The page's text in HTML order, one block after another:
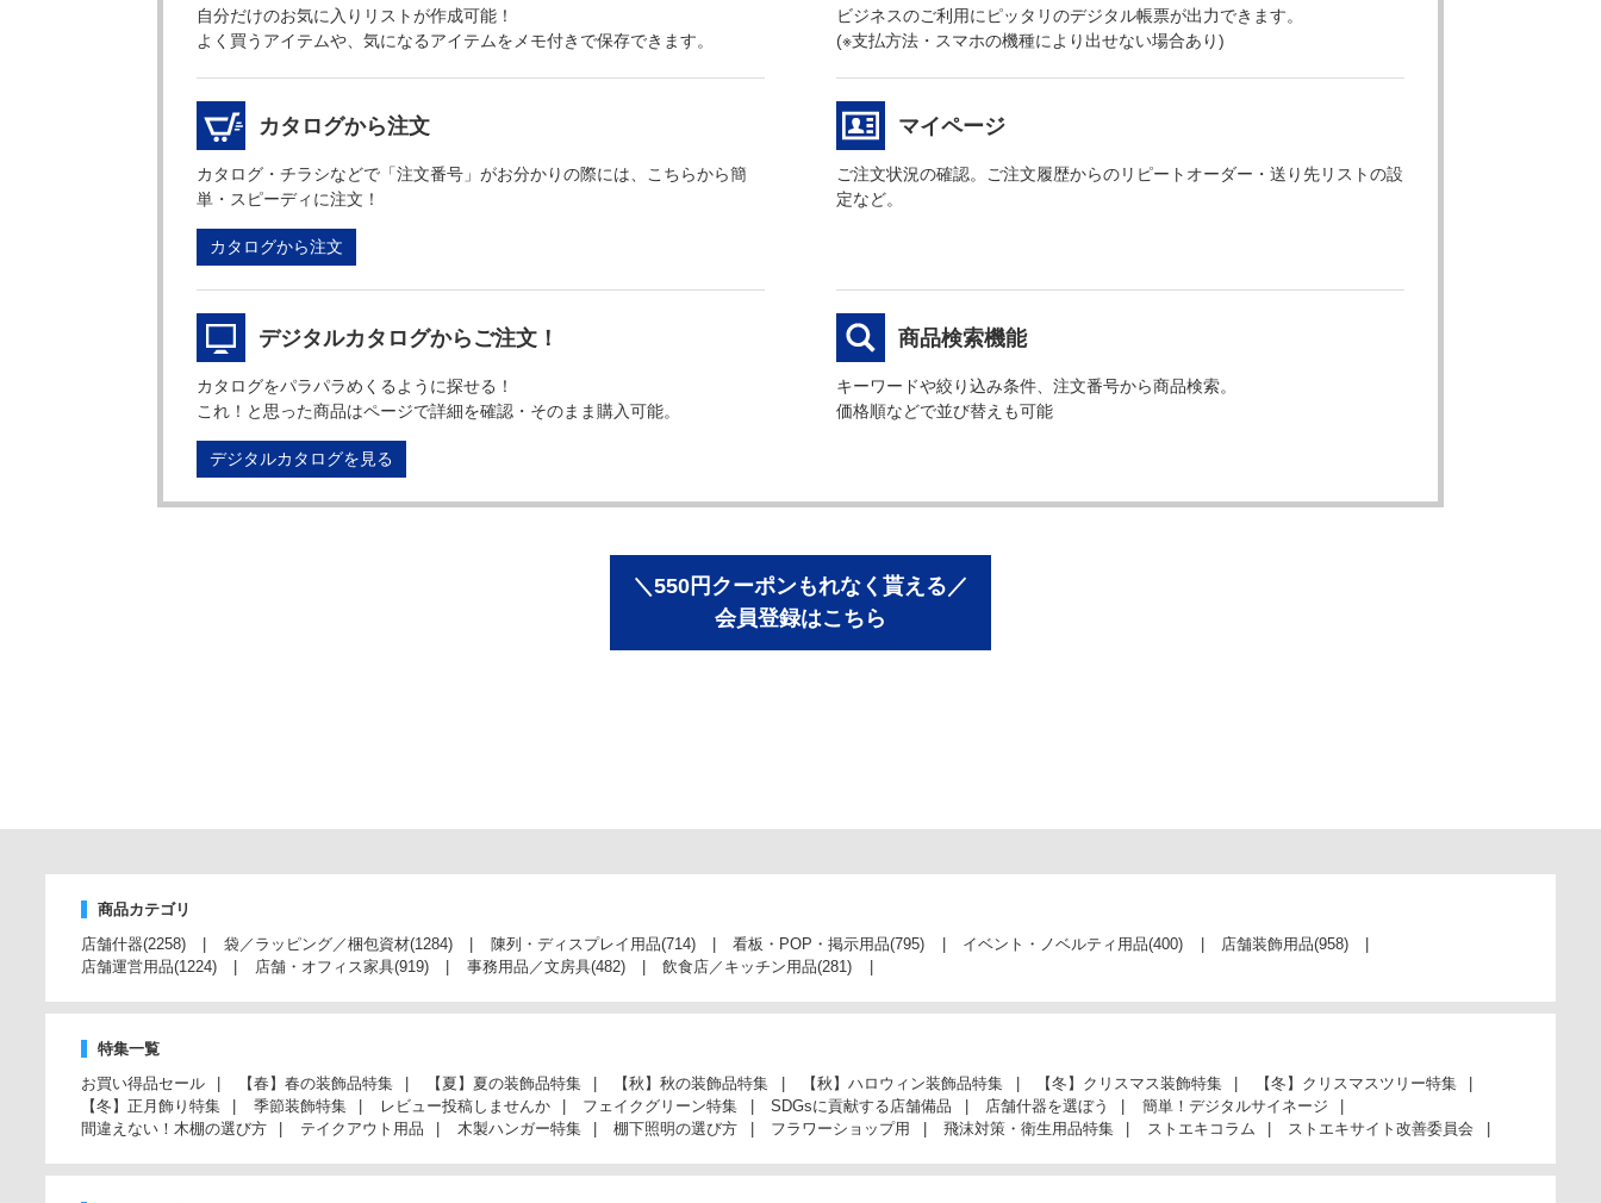
自分だけのお気に入りリストが作成可能！
よく買うアイテムや、気になるアイテムをメモ付きで保存できます。
ビジネスのご利用にピッタリのデジタル帳票が出力できます。
(※支払方法・スマホの機種により出せない場合あり)
カタログから注文
カタログ・チラシなどで「注文番号」がお分かりの際には、こちらから簡
単・スピーディに注文！
カタログから注文
マイページ
ご注文状況の確認。ご注文履歴からのリピートオーダー・送り先リストの設
定など。
デジタルカタログからご注文！
カタログをパラパラめくるように探せる！
これ！と思った商品はページで詳細を確認・そのまま購入可能。
デジタルカタログを見る
商品検索機能
キーワードや絞り込み条件、注文番号から商品検索。
価格順などで並び替えも可能
＼550円クーポンもれなく貰える／
会員登録はこちら
商品カテゴリ
店舗什器(2258) 袋／ラッピング／梱包資材(1284) 陳列・ディスプレイ用品(714) 看板・POP・掲示用品(795) イベント・ノベルティ用品(400) 店舗装飾用品(958)
店舗運営用品(1224) 店舗・オフィス家具(919) 事務用品／文房具(482) 飲食店／キッチン用品(281)
特集一覧
お買い得品セール
【春】春の装飾品特集 【夏】夏の装飾品特集 【秋】秋の装飾品特集 【秋】ハロウィン装飾品特集 【冬】クリスマス装飾特集
【冬】クリスマスツリー特集
【冬】正月飾り特集
季節装飾特集 レビュー投稿しませんか フェイクグリーン特集 SDGsに貢献する店舗備品 店舗什器を選ぼう
簡単！デジタルサイネージ
間違えない！木棚の選び方
テイクアウト用品 木製ハンガー特集 棚下照明の選び方 フラワーショップ用 飛沫対策・衛生用品特集 ストエキコラム ストエキサイト改善委員会